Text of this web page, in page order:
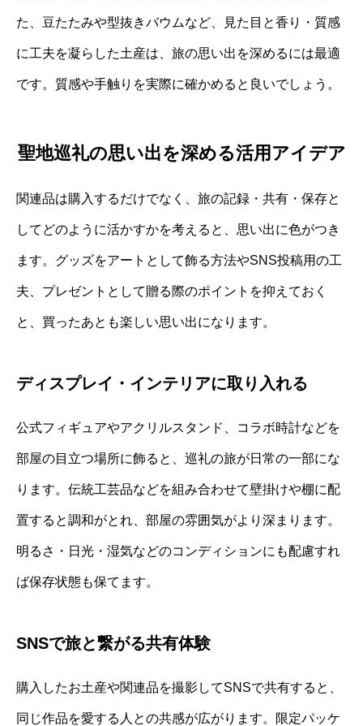
た、豆たたみや型抜きバウムなど、見た目と香り・質感
に工夫を凝らした土産は、旅の思い出を深めるには最適
です。質感や手触りを実際に確かめると良いでしょう。
聖地巡礼の思い出を深める活用アイデア
関連品は購入するだけでなく、旅の記録・共有・保存と
してどのように活かすかを考えると、思い出に色がつき
ます。グッズをアートとして飾る方法やSNS投稿用の工
夫、プレゼントとして贈る際のポイントを抑えておく
と、買ったあとも楽しい思い出になります。
ディスプレイ・インテリアに取り入れる
公式フィギュアやアクリルスタンド、コラボ時計などを
部屋の目立つ場所に飾ると、巡礼の旅が日常の一部にな
ります。伝統工芸品などを組み合わせて壁掛けや棚に配
置すると調和がとれ、部屋の雰囲気がより深まります。
明るさ・日光・湿気などのコンディションにも配慮すれ
ば保存状態も保てます。
SNSで旅と繋がる共有体験
購入したお土産や関連品を撮影してSNSで共有すると、
同じ作品を愛する人との共感が広がります。限定パッケ